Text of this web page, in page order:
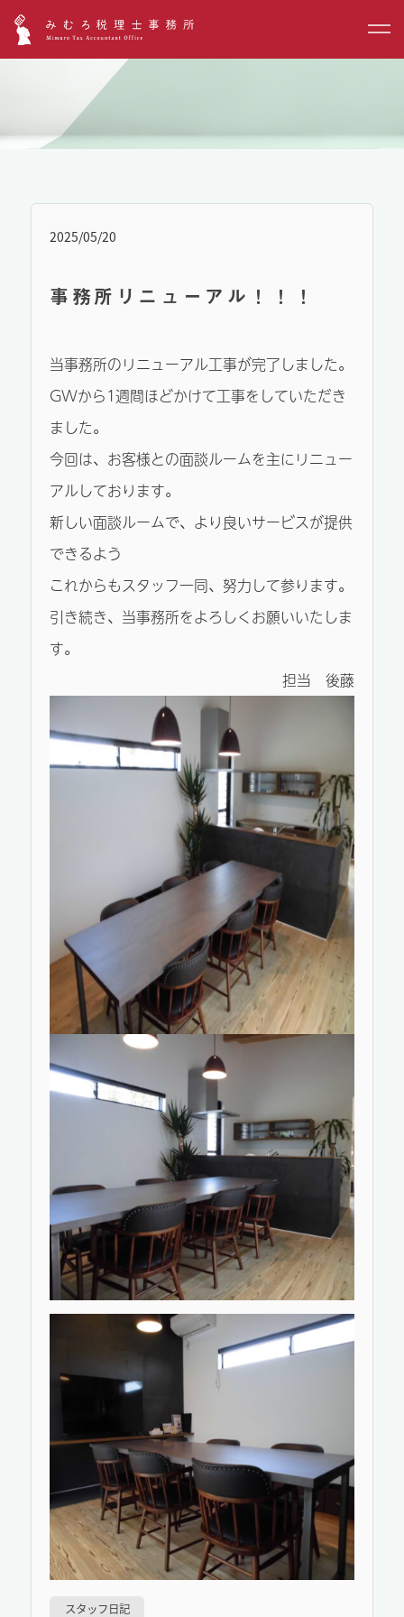
2025/05/20
事務所リニューアル！！！
当事務所のリニューアル工事が完了しました。
GWから1週間ほどかけて工事をしていただき
ました。
今回は、お客様との面談ルームを主にリニュー
アルしております。
新しい面談ルームで、より良いサービスが提供
できるよう
これからもスタッフ一同、努力して参ります。
引き続き、当事務所をよろしくお願いいたしま
す。
担当 後藤
スタッフ日記